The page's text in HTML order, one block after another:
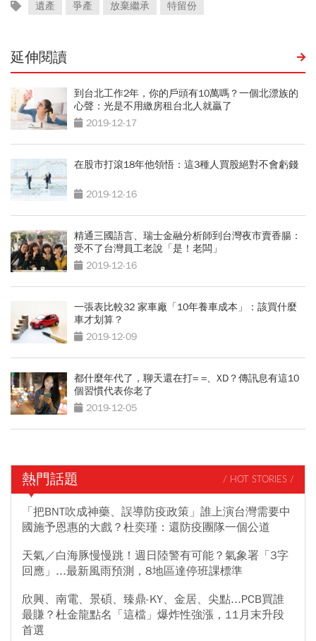
遺產 爭產 放棄繼承 特留份
延伸閱讀
到台北工作2年，你的戶頭有10萬嗎？一個北漂族的
心聲：光是不用繳房租台北人就贏了
2019-12-17
在股市打滾18年他領悟：這3種人買股絕對不會虧錢
2019-12-16
精通三國語言、瑞士金融分析師到台灣夜市賣香腸：
受不了台灣員工老說「是！老闆」
2019-12-16
一張表比較32 家車廠「10年養車成本」：該買什麼
車才划算？
2019-12-09
都什麼年代了，聊天還在打= =、XD？傳訊息有這10
個習慣代表你老了
2019-12-05
熱門話題 / HOT STORIES /
「把BNT吹成神藥、誤導防疫政策」誰上演台灣需要中
國施予恩惠的大戲？杜奕瑾：還防疫團隊一個公道
天氣／白海豚慢慢跳！週日陸警有可能？氣象署「3字
回應」...最新風雨預測，8地區達停班課標準
欣興、南電、景碩、臻鼎-KY、金居、尖點...PCB買誰
最賺？杜金龍點名「這檔」爆炸性強漲，11月末升段
首選